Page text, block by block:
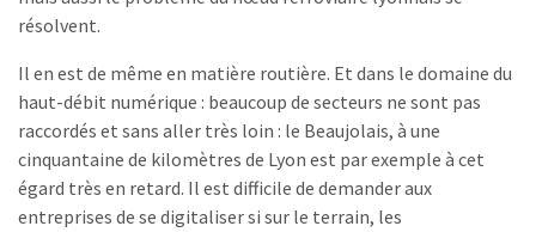
résolvent.
Il en est de même en matière routière. Et dans le domaine du
haut-débit numérique : beaucoup de secteurs ne sont pas
raccordés et sans aller très loin : le Beaujolais, à une
cinquantaine de kilomètres de Lyon est par exemple à cet
égard très en retard. Il est difficile de demander aux
entreprises de se digitaliser si sur le terrain, les